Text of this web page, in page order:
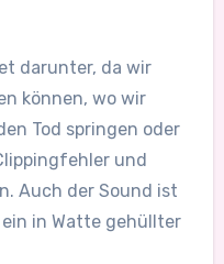
darunter, da wir
können, wo wir
Tod springen oder
und
Auch der Sound ist
in Watte gehüllter